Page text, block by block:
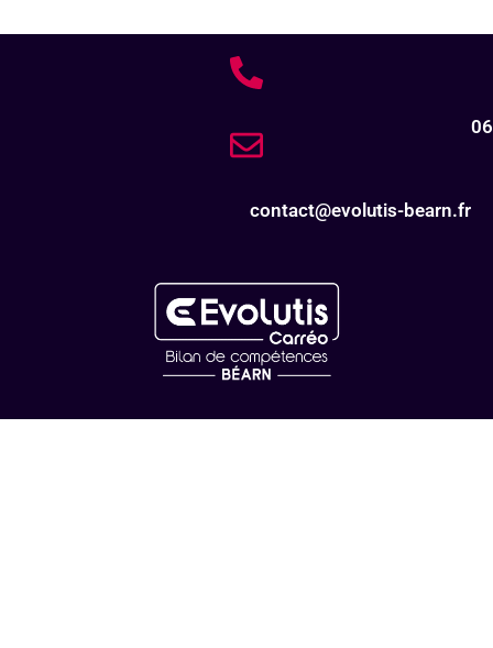
contact@evolutis-bearn.fr